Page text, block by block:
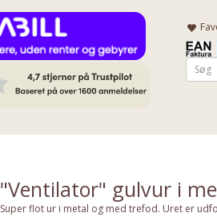
"Ventilator" gulvur i
Super flot ur i metal og med trefod. Uret er